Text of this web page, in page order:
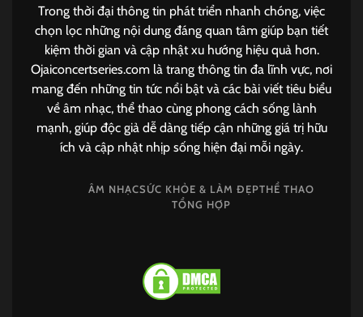
Trong thời đại thông tin phát triển nhanh chóng, việc
chọn lọc những nội dung đáng quan tâm giúp bạn tiết
kiệm thời gian và cập nhật xu hướng hiệu quả hơn.
Ojaiconcertseries.com là trang thông tin đa lĩnh vực, nơi
mang đến những tin tức nổi bật và các bài viết tiêu biểu
về âm nhạc, thể thao cùng phong cách sống lành
mạnh, giúp độc giả dễ dàng tiếp cận những giá trị hữu
ích và cập nhật nhịp sống hiện đại mỗi ngày.
ÂM NHẠCSỨC KHỎE & LÀM ĐẸPTHỂ THAO
TỔNG HỢP